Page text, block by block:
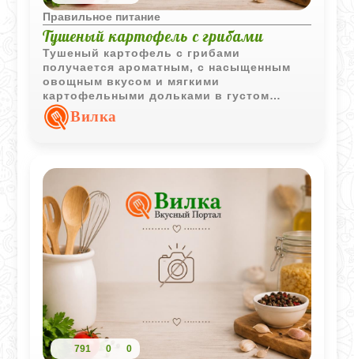
Правильное питание
Тушеный картофель с грибами
Тушеный картофель с грибами
получается ароматным, с насыщенным
овощным вкусом и мягкими
картофельными дольками в густом
грибном соусе.
Вилка
791 0 0